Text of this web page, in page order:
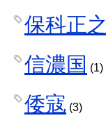
保科正之
信濃国 (1)
倭寇 (3)